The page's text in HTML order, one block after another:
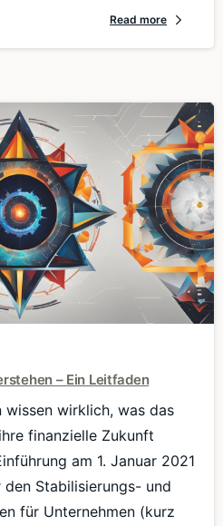
Read more
0
– Ein Leitfaden
wissen wirklich, was das
finanzielle Zukunft
am 1. Januar 2021
Stabilisierungs- und
für Unternehmen (kurz